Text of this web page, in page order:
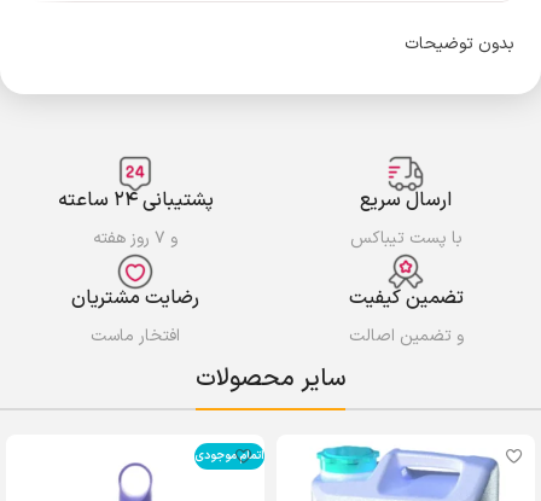
بدون توضیحات
ارسال سریع
با پست تیباکس
پشتیبانی ۲۴ ساعته
و ۷ روز هفته
تضمین کیفیت
و تضمین اصالت
رضایت مشتریان
افتخار ماست
سایر محصولات
اتمام موجودی